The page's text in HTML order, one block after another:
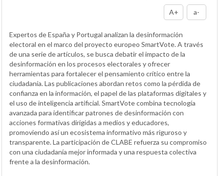
A+ a-
Expertos de España y Portugal analizan la desinformación
electoral en el marco del proyecto europeo SmartVote. A través
de una serie de artículos, se busca debatir el impacto de la
desinformación en los procesos electorales y ofrecer
herramientas para fortalecer el pensamiento crítico entre la
ciudadanía. Las publicaciones abordan retos como la pérdida de
confianza en la información, el papel de las plataformas digitales y
el uso de inteligencia artificial. SmartVote combina tecnología
avanzada para identificar patrones de desinformación con
acciones formativas dirigidas a medios y educadores,
promoviendo así un ecosistema informativo más riguroso y
transparente. La participación de CLABE refuerza su compromiso
con una ciudadanía mejor informada y una respuesta colectiva
frente a la desinformación.